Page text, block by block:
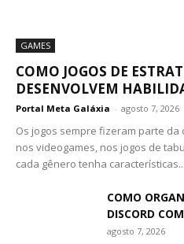
GAMES
COMO JOGOS DE
DESENVOLVEM
Portal Meta Galáxia - agosto 7, 2026
Os jogos sempre fizeram parte
nos videogames, nos jogos de
cada gênero tenha características...
COMO
DISCORD
agosto 7, 2026